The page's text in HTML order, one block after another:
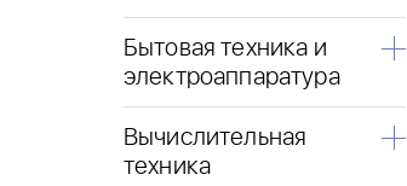
Бытовая техника и
электроаппаратура
Вычислительная
техника